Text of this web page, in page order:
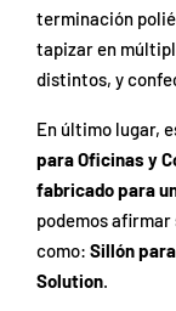
terminación
tapizar en
distintos, y
En último lugar,
para Oficinas y
fabricado para
podemos
como: Sillón
Solution.